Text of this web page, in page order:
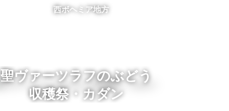
西ボヘミア地方
聖ヴァーツラフのぶどう
収穫祭・カダン